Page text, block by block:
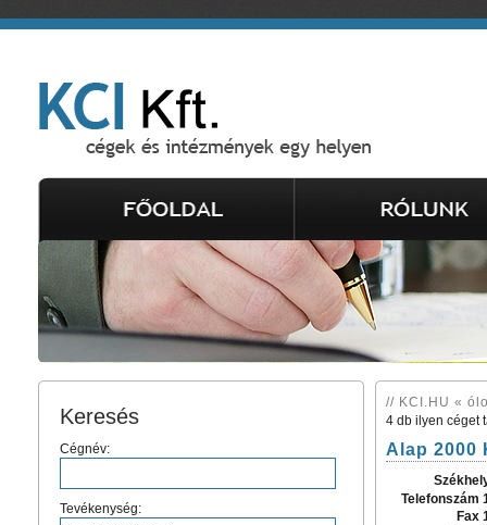
Keresés
Cégnév:
Tevékenység:
// KCI.HU «
4 db ilyen céget
Alap 2000
Telefonszám
Fax